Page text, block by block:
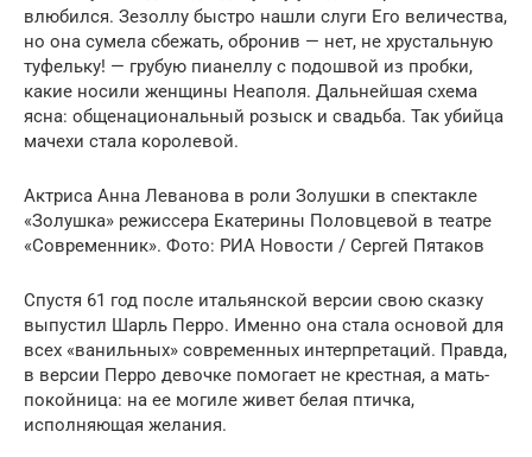
влюбился. Зезоллу быстро нашли слуги Его величества,
но она сумела сбежать, обронив — нет, не хрустальную
туфельку! — грубую пианеллу с подошвой из пробки,
какие носили женщины Неаполя. Дальнейшая схема
ясна: общенациональный розыск и свадьба. Так убийца
мачехи стала королевой.
Актриса Анна Леванова в роли Золушки в спектакле
«Золушка» режиссера Екатерины Половцевой в театре
«Современник». Фото: РИА Новости / Сергей Пятаков
Спустя 61 год после итальянской версии свою сказку
выпустил Шарль Перро. Именно она стала основой для
всех «ванильных» современных интерпретаций. Правда,
в версии Перро девочке помогает не крестная, а мать-
покойница: на ее могиле живет белая птичка,
исполняющая желания.